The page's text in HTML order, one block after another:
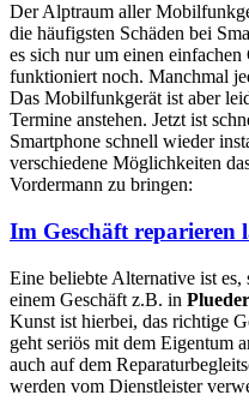
Der Alptraum aller
die häufigsten Schäden bei
es sich nur um einen einfachen
funktioniert noch. Manchmal
Das Mobilfunkgerät ist aber
Termine anstehen. Jetzt ist
Smartphone schnell wieder
verschiedene Möglichkeiten
Vordermann zu bringen:
Im Geschäft reparieren
Eine beliebte Alternative ist
einem Geschäft z.B. in
Kunst ist hierbei, das richtige
geht seriös mit dem Eigentum
auch auf dem
werden vom Dienstleister